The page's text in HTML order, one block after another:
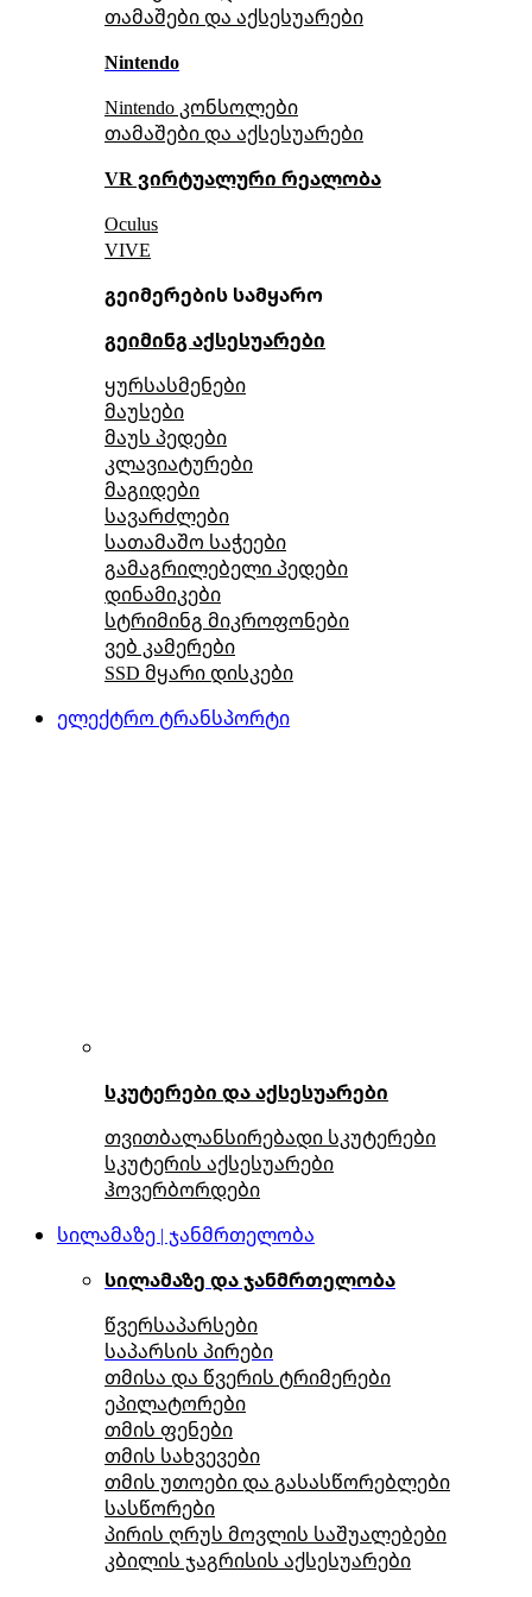
თამაშები და აქსესუარები
Nintendo
Nintendo კონსოლები
თამაშები და აქსესუარები
VR ვირტუალური რეალობა
Oculus
VIVE
გეიმერების სამყარო
გეიმინგ აქსესუარები
ყურსასმენები
მაუსები
მაუს პედები
კლავიატურები
მაგიდები
სავარძლები
სათამაშო საჭეები
გამაგრილებელი პედები
დინამიკები
სტრიმინგ მიკროფონები
ვებ კამერები
SSD მყარი დისკები
ელექტრო ტრანსპორტი
სკუტერები და აქსესუარები
თვითბალანსირებადი სკუტერები
სკუტერის აქსესუარები
ჰოვერბორდები
სილამაზე | ჯანმრთელობა
სილამაზე და ჯანმრთელობა
წვერსაპარსები
საპარსის პირები
თმისა და წვერის ტრიმერები
ეპილატორები
თმის ფენები
თმის სახვევები
თმის უთოები და გასასწორებლები
სასწორები
პირის ღრუს მოვლის საშუალებები
კბილის ჯაგრისის აქსესუარები